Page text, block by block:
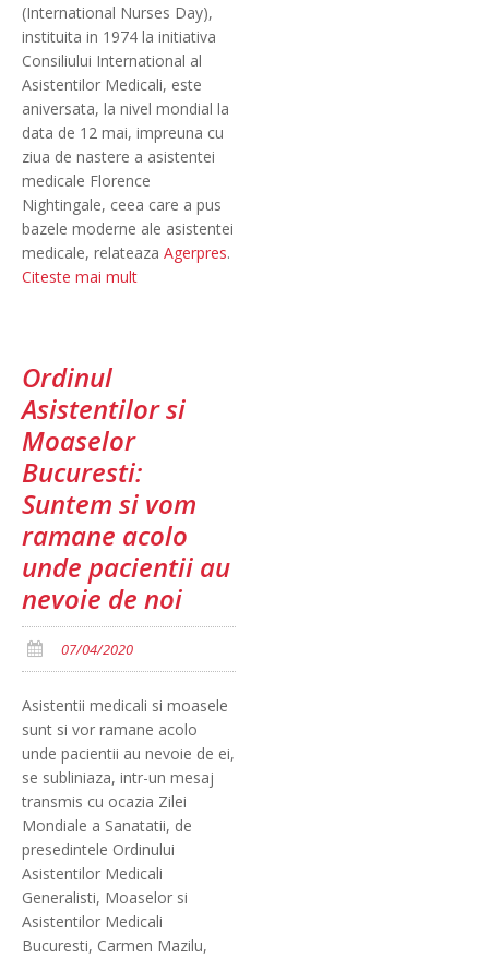
(International Nurses Day),
instituita in 1974 la initiativa
Consiliului International al
Asistentilor Medicali, este
aniversata, la nivel mondial la
data de 12 mai, impreuna cu
ziua de nastere a asistentei
medicale Florence
Nightingale, ceea care a pus
bazele moderne ale asistentei
medicale, relateaza Agerpres.
Citeste mai mult
Ordinul
Asistentilor si
Moaselor
Bucuresti:
Suntem si vom
ramane acolo
unde pacientii au
nevoie de noi
07/04/2020
Asistentii medicali si moasele
sunt si vor ramane acolo
unde pacientii au nevoie de ei,
se subliniaza, intr-un mesaj
transmis cu ocazia Zilei
Mondiale a Sanatatii, de
presedintele Ordinului
Asistentilor Medicali
Generalisti, Moaselor si
Asistentilor Medicali
Bucuresti, Carmen Mazilu,